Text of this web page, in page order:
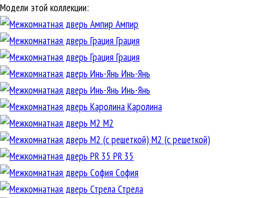
Модели этой коллекции:
Ампир
Грация
Грация
Инь-Янь
Инь-Янь
Каролина
М2
М2 (с решеткой)
PR 35
София
Стрела